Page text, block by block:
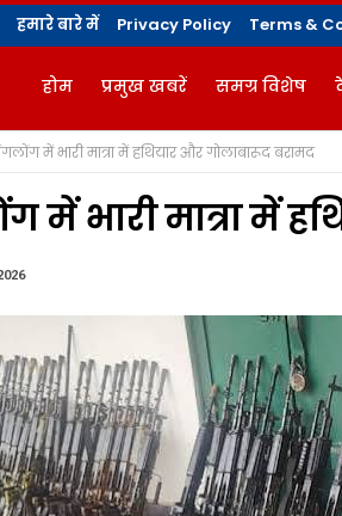
हमारे बारे में Privacy Policy Terms &
होम प्रमुख खबरें समग्र विशेष
ज्योतिषी योगविद्या मैगज़ीन
में भारी मात्रा में हथियार और गोलाबारूद बरामद
में भारी मात्रा में